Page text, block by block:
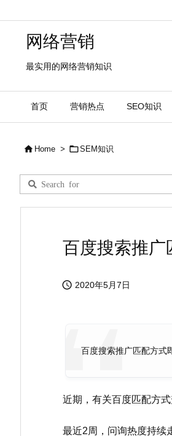
网络营销
最实用的网络营销知识
首页 营销热点 SEO知识
 Home > SEM知识
百度搜索推广
 2020年5月7日
百度搜索推广匹配方式
近期，有关百度匹配方
最近2周，问询热度持续